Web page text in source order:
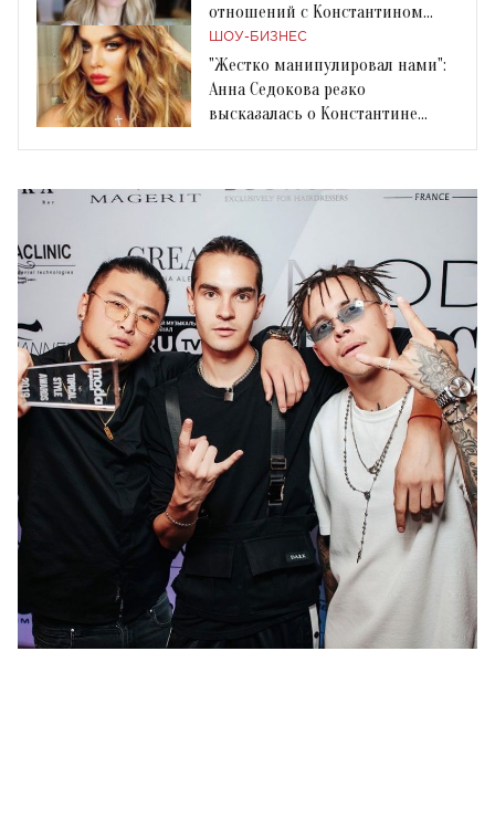
отношений с Константином
Меладзе
ШОУ-БИЗНЕС
"Жестко манипулировал нами":
Анна Седокова резко
высказалась о Константине